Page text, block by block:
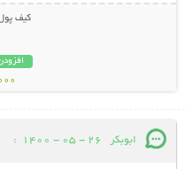
کیف پول
ابوبکر 26 - 05 - 1400
: